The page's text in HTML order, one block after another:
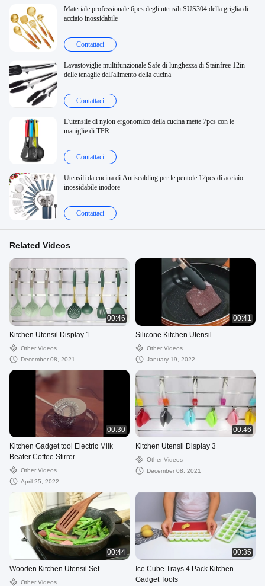
Materiale professionale 6pcs degli utensili SUS304 della griglia di
acciaio inossidabile
Contattaci
Lavastoviglie multifunzionale Safe di lunghezza di Stainfree 12in
delle tenaglie dell'alimento della cucina
Contattaci
L'utensile di nylon ergonomico della cucina mette 7pcs con le
maniglie di TPR
Contattaci
Utensili da cucina di Antiscalding per le pentole 12pcs di acciaio
inossidabile inodore
Contattaci
Related Videos
00:46
Kitchen Utensil Display 1
Other Videos
December 08, 2021
00:41
Silicone Kitchen Utensil
Other Videos
January 19, 2022
00:30
Kitchen Gadget tool Electric Milk
Beater Coffee Stirrer
Other Videos
April 25, 2022
00:46
Kitchen Utensil Display 3
Other Videos
December 08, 2021
00:44
Wooden Kitchen Utensil Set
Other Videos
00:35
Ice Cube Trays 4 Pack Kitchen
Gadget Tools